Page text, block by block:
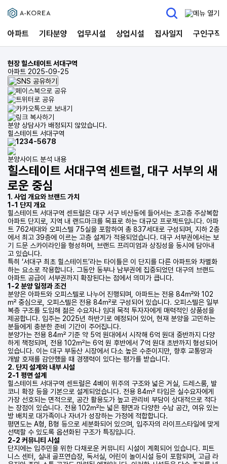
아파트 기타분양 업무시설 상업시설 집사일지 구인구직
현장힐스테이트 서대구역
아파트 2025-09-25
분양 상담사가 배정되지 않았습니다.
힐스테이트 서대구역
1234-5678
분양사이드 분석 내용
힐스테이트 서대구역 센트럴, 대구 서부의 새
로운 중심
1. 사업 개요와 브랜드 가치
1-1 단지 개요
힐스테이트 서대구역 센트럴은 대구 서구 비산동에 들어서는 초고층 주상복합
아파트 단지로, 지역 내 랜드마크를 목표로 하는 대규모 프로젝트입니다. 아파
트 762세대와 오피스텔 75실을 포함하여 총 837세대로 구성되며, 지하 2층
에서 최고 39층에 이르는 고층 설계가 적용되었습니다. 대구 서부권에서는 보
기 드문 스카이라인을 형성하며, 브랜드 프리미엄과 상징성을 동시에 담아내
고 있습니다.
특히 ‘서대구 최초 힐스테이트’라는 타이틀은 이 단지를 다른 아파트와 차별화
하는 요소로 작용합니다. 그동안 동부나 남부권에 집중되었던 대구의 브랜드
아파트 공급이 서부권까지 확장된다는 점에서 의미가 큽니다.
1-2 분양 일정과 조건
분양은 아파트와 오피스텔로 나누어 진행되며, 아파트는 전용 84㎡와 102
㎡ 중심으로, 오피스텔은 전용 84㎡로 구성되어 있습니다. 오피스텔은 일부
복층 구조를 도입해 젊은 수요자나 임대 목적 투자자에게 매력적인 상품성을
제공합니다. 입주는 2025년 하반기로 예정되어 있어, 현재 분양을 고민하는
분들에게 충분한 준비 기간이 주어집니다.
분양가는 전용 84㎡ 기준 약 5억 원대에서 시작해 6억 원대 중반까지 다양
하게 책정되며, 전용 102㎡는 6억 원 후반에서 7억 원대 초반까지 형성되어
있습니다. 이는 대구 부동산 시장에서 다소 높은 수준이지만, 향후 교통망과
개발 호재를 감안했을 때 경쟁력이 있다는 평가를 받습니다.
2. 단지 설계와 내부 시설
2-1 평면 설계
힐스테이트 서대구역 센트럴은 4베이 위주의 구조와 넓은 거실, 드레스룸, 발
코니 확장 등을 기본으로 설계되었습니다. 전용 84㎡ 타입은 실수요자에게
가장 선호되는 면적으로, 공간 활용도가 높고 관리비 부담이 상대적으로 적다
는 장점이 있습니다. 전용 102㎡는 넓은 평면과 다양한 수납 공간, 여유 있는
방 배치로 대가족이나 자녀가 성장하는 가정에 적합합니다.
평면도는 A형, B형 등으로 세분화되어 있으며, 입주자의 라이프스타일에 맞게
선택할 수 있도록 옵션화된 구조가 특징입니다.
2-2 커뮤니티 시설
단지에는 입주민을 위한 다채로운 커뮤니티 시설이 계획되어 있습니다. 피트
니스 센터, 실내 골프연습장, 독서실, 어린이 놀이시설 등이 포함되며, 고급 라